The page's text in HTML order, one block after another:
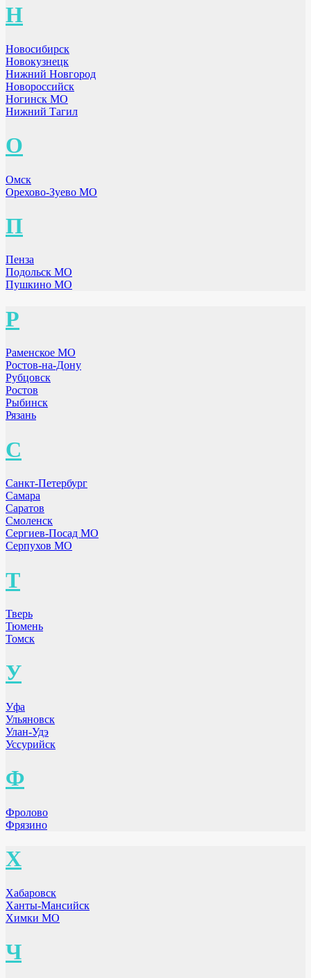
Н
Новосибирск
Новокузнецк
Нижний Новгород
Новороссийск
Ногинск МО
Нижний Тагил
О
Омск
Орехово-Зуево МО
П
Пенза
Подольск МО
Пушкино МО
Р
Раменское МО
Ростов-на-Дону
Рубцовск
Ростов
Рыбинск
Рязань
С
Санкт-Петербург
Самара
Саратов
Смоленск
Сергиев-Посад МО
Серпухов МО
Т
Тверь
Тюмень
Томск
У
Уфа
Ульяновск
Улан-Удэ
Уссурийск
Ф
Фролово
Фрязино
Х
Хабаровск
Ханты-Мансийск
Химки МО
Ч